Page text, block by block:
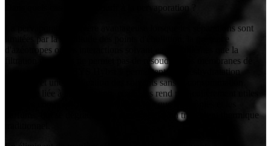
Dans quels cas faut-il recourir à la pervaporation ?
La pervaporation s'avère avantageuse lorsque les séparations sont
limitées par la similitude des points d'ébullition, la présence
d'azéotropes ou les interactions solvant-eau, problèmes que la
filtration par pores ne permet pas de résoudre. Les membranes de
pervaporation ALSYS Hybsi® permettent une déshydratation
sélective et une purification des solvants sans la consommation
d'énergie liée à la distillation, ce qui les rend particulièrement utiles
pour les composés thermosensibles, tels que les arômes et les
parfums, qui se dégraderaient sous l'effet d'un traitement thermique